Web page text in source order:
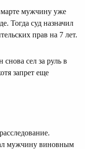
мужчину уже
Тогда суд назначил
прав на 7 лет.
сел за руль в
запрет еще
мужчину виновным